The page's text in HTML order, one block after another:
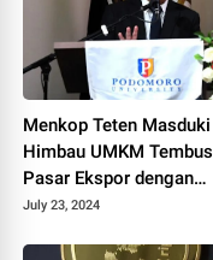
Menkop Teten Masduki
Himbau UMKM Tembus
Pasar Ekspor dengan
Teknologi Ini!
July 23, 2024